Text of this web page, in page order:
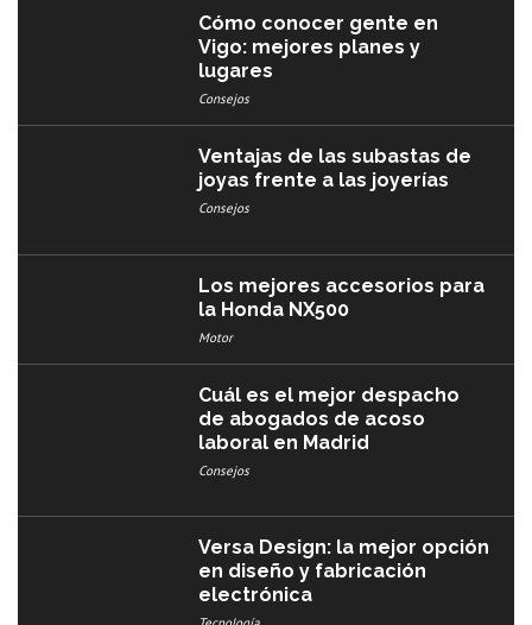
Cómo conocer gente en
Vigo: mejores planes y
lugares
Consejos
Ventajas de las subastas de
joyas frente a las joyerías
Consejos
Los mejores accesorios para
la Honda NX500
Motor
Cuál es el mejor despacho
de abogados de acoso
laboral en Madrid
Consejos
Versa Design: la mejor opción
en diseño y fabricación
electrónica